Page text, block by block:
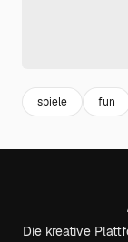
spiele fun
Die kreative